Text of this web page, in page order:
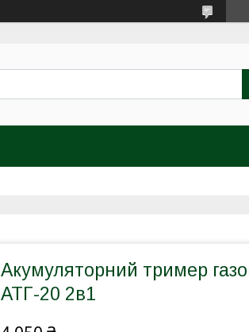
Акумуляторний тример
АТГ-20 2в1